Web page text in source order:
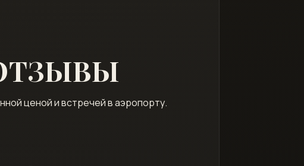
ценой и встречей в аэропорту.